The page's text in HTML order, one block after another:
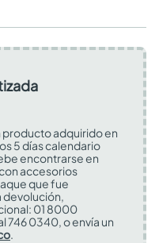
producto adquirido en
5 días calendario
encontrarse en
accesorios
que fue
devolución,
01 8000
746 0340, o envía un
.